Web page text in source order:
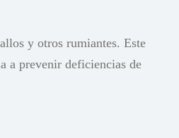
y otros rumiantes. Este
a prevenir deficiencias de